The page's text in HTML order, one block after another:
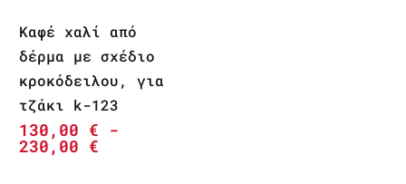
Καφέ χαλί από
δέρμα με σχέδιο
κροκόδειλου, για
τζάκι k-123
130,00 € -
230,00 €